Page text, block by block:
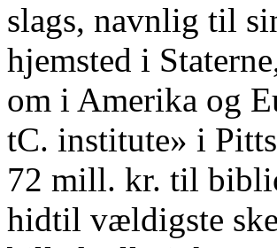
slags, navnlig til
hjemsted i
om i Amerika og
tC. institute» i
72 mill. kr. til
hidtil vældigste